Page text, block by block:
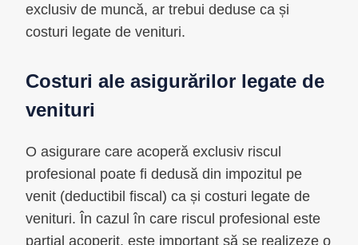
exclusiv de muncă, ar trebui deduse ca și
costuri legate de venituri.
Costuri ale asigurărilor legate de
venituri
O asigurare care acoperă exclusiv riscul
profesional poate fi dedusă din impozitul pe
venit (deductibil fiscal) ca și costuri legate de
venituri. În cazul în care riscul profesional este
parțial acoperit, este important să se realizeze o